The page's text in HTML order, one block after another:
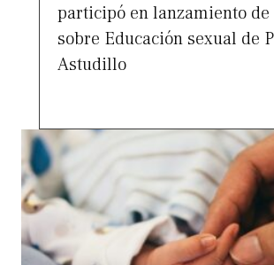
participó en lanzamiento
sobre Educación sexual de
Astudillo